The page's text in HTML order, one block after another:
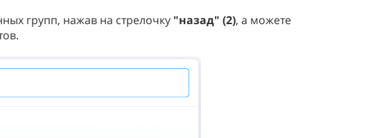
групп, нажав на стрелочку "назад" (2), а можете